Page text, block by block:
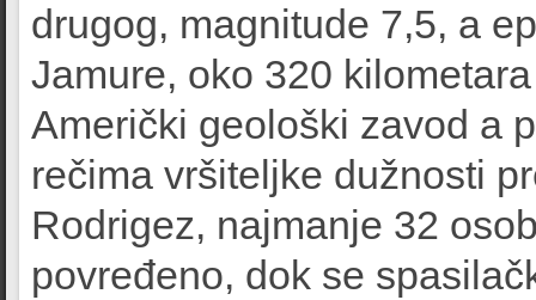
drugog, magnitude 7,5, a
Jamure, oko 320
Američki geološki zavod a
rečima vršiteljke dužnosti
Rodrigez, najmanje 32
povređeno, dok se